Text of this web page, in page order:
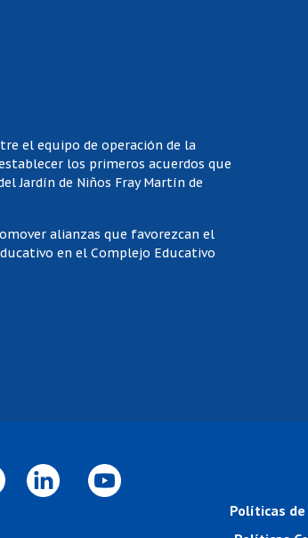
el equipo de operación de la
los primeros acuerdos que
Jardín de Niños Fray Martín de
alianzas que favorezcan el
en el Complejo Educativo
Políticas